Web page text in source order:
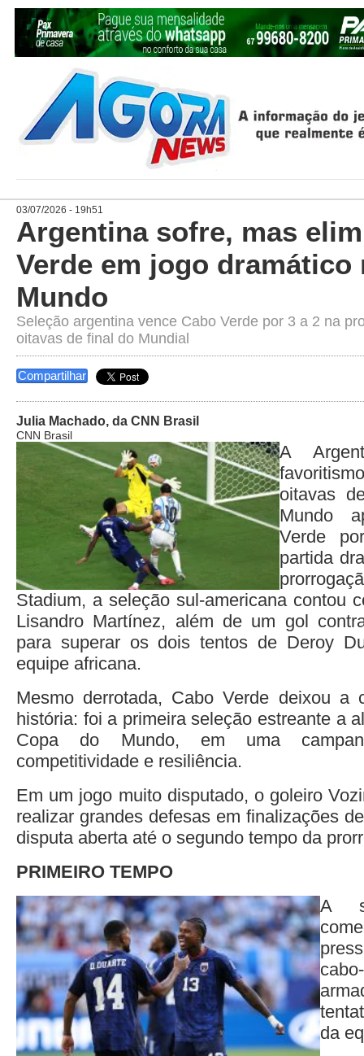
03/07/2026 - 19h51
Argentina sofre, mas
Verde em jogo dramático
Mundo
Seleção argentina vence Cabo Verde por 3 a 2 na
oitavas de final do Mundial
Compartilhar
Julia Machado, da CNN Brasil
CNN Brasil
A
oitavas
Mundo
Verde
partida
Stadium, a seleção sul-americana contou
Lisandro Martínez, além de um gol
para superar os dois tentos de Deroy
equipe africana.
Mesmo derrotada, Cabo Verde deixou a
história: foi a primeira seleção estreante a
Copa do Mundo, em uma
competitividade e resiliência.
Em um jogo muito disputado, o goleiro
realizar grandes defesas em finalizações
disputa aberta até o segundo tempo da
PRIMEIRO TEMPO
A
da